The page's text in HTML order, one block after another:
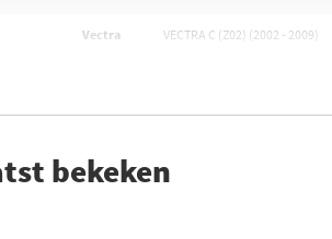
Vectra VECTRA C (Z02) (2002 - 2009)
bekeken